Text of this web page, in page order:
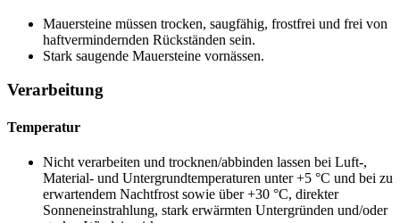
Mauersteine müssen trocken, saugfähig, frostfrei und frei von
haftvermindernden Rückständen sein.
Stark saugende Mauersteine vornässen.
Verarbeitung
Temperatur
Nicht verarbeiten und trocknen/abbinden lassen bei Luft-,
Material- und Untergrundtemperaturen unter +5 °C und bei zu
erwartendem Nachtfrost sowie über +30 °C, direkter
Sonneneinstrahlung, stark erwärmten Untergründen und/oder